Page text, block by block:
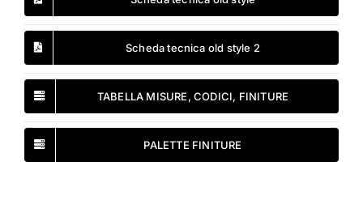
Scheda tecnica old style 2
TABELLA MISURE, CODICI, FINITURE
PALETTE FINITURE